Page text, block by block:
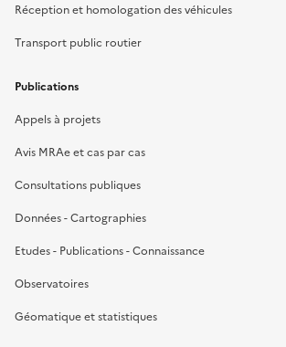
Réception et homologation des véhicules
Transport public routier
Publications
Appels à projets
Avis MRAe et cas par cas
Consultations publiques
Données - Cartographies
Etudes - Publications - Connaissance
Observatoires
Géomatique et statistiques